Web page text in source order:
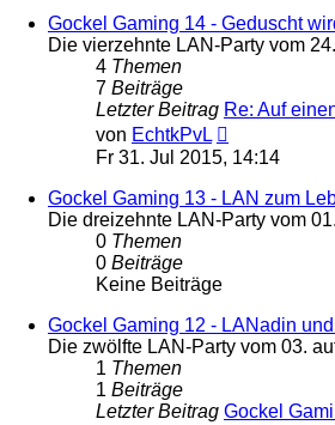
Gockel Gaming 14 - Geduscht
Die vierzehnte LAN-Party vom
4 Themen
7 Beiträge
Letzter Beitrag Re: Auf
von EchtkPvL
Beitrag
Fr 31. Jul 2015, 14:14
Gockel Gaming 13 - LAN zum
Die dreizehnte LAN-Party vom
0 Themen
0 Beiträge
Keine Beiträge
Gockel Gaming 12 - LANadin
Die zwölfte LAN-Party vom 03.
1 Themen
1 Beiträge
Letzter Beitrag Gockel